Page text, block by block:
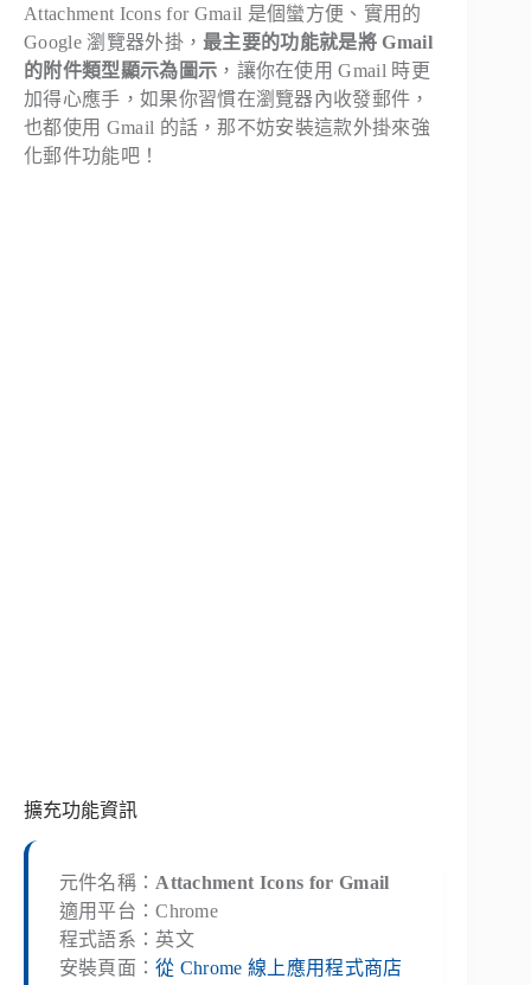
Attachment Icons for Gmail 是個蠻方便、實用的
Google 瀏覽器外掛， 最主要的功能就是將 Gmail
的附件類型顯示為圖示 ，讓你在使用 Gmail 時更
加得心應手，如果你習慣在瀏覽器內收發郵件，
也都使用 Gmail 的話，那不妨安裝這款外掛來強
化郵件功能吧！
擴充功能資訊
元件名稱：Attachment Icons for Gmail
適用平台：Chrome
程式語系：英文
安裝頁面：從 Chrome 線上應用程式商店